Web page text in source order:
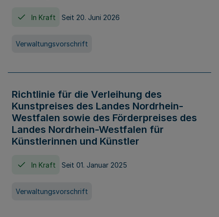
In Kraft Seit 20. Juni 2026
Verwaltungsvorschrift
Richtlinie für die Verleihung des
Kunstpreises des Landes Nordrhein-
Westfalen sowie des Förderpreises des
Landes Nordrhein-Westfalen für
Künstlerinnen und Künstler
In Kraft Seit 01. Januar 2025
Verwaltungsvorschrift